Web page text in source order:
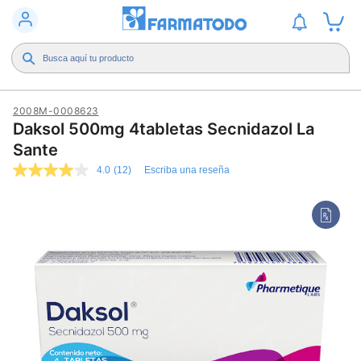
2008M-0008623
Daksol 500mg 4tabletas Secnidazol La
Sante
4.0
valoración.
Reviews.
Enlace
misma
4.0 (12) Escriba una reseña